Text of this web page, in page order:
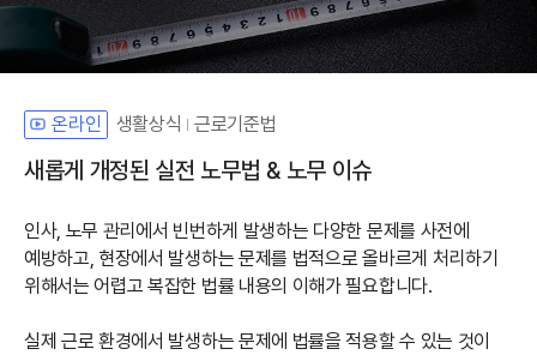
온라인 생활상식 근로기준법
새롭게 개정된 실전 노무법 & 노무 이슈
인사, 노무 관리에서 빈번하게 발생하는 다양한 문제를 사전에
예방하고, 현장에서 발생하는 문제를 법적으로 올바르게 처리하기
위해서는 어렵고 복잡한 법률 내용의 이해가 필요합니다.
실제 근로 환경에서 발생하는 문제에 법률을 적용할 수 있는 것이